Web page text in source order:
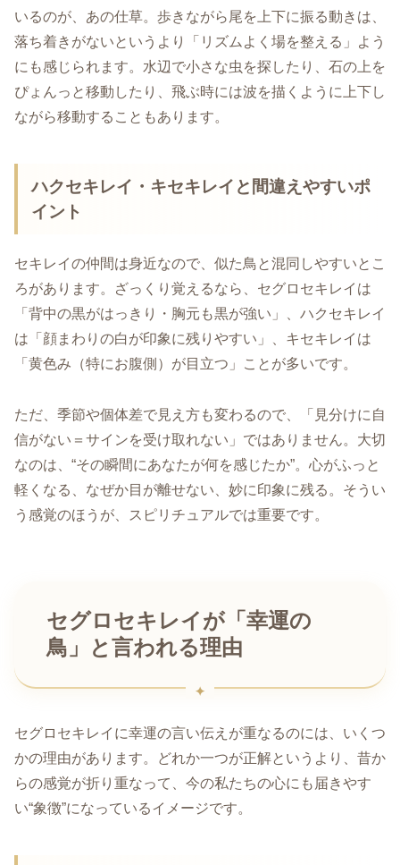
いるのが、あの仕草。歩きながら尾を上下に振る動きは、
落ち着きがないというより「リズムよく場を整える」よう
にも感じられます。水辺で小さな虫を探したり、石の上を
ぴょんっと移動したり、飛ぶ時には波を描くように上下し
ながら移動することもあります。
ハクセキレイ・キセキレイと間違えやすいポ
イント
セキレイの仲間は身近なので、似た鳥と混同しやすいとこ
ろがあります。ざっくり覚えるなら、セグロセキレイは
「背中の黒がはっきり・胸元も黒が強い」、ハクセキレイ
は「顔まわりの白が印象に残りやすい」、キセキレイは
「黄色み（特にお腹側）が目立つ」ことが多いです。
ただ、季節や個体差で見え方も変わるので、「見分けに自
信がない＝サインを受け取れない」ではありません。大切
なのは、“その瞬間にあなたが何を感じたか”。心がふっと
軽くなる、なぜか目が離せない、妙に印象に残る。そうい
う感覚のほうが、スピリチュアルでは重要です。
セグロセキレイが「幸運の
鳥」と言われる理由
セグロセキレイに幸運の言い伝えが重なるのには、いくつ
かの理由があります。どれか一つが正解というより、昔か
らの感覚が折り重なって、今の私たちの心にも届きやす
い“象徴”になっているイメージです。